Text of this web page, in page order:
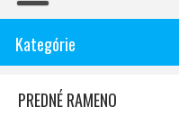
Kategórie
PREDNÉ RAMENO